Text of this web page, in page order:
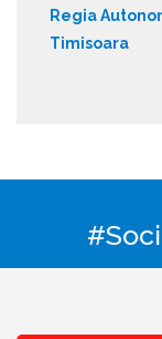
Regia
Timisoara